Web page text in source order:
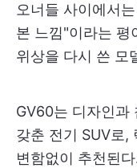
오너들 사이에서
본 느낌"이라는 평
위상을 다시 쓴 모
GV60는 디자인과
갖춘 전기 SUV로,
변함없이 추천된